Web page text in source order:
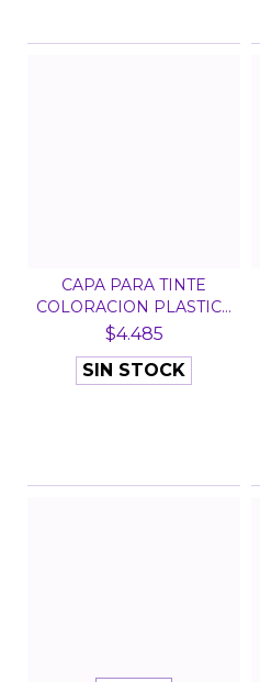
CAPA PARA TINTE
COLORACION PLASTICA
CHIC...
$4.485
SIN STOCK